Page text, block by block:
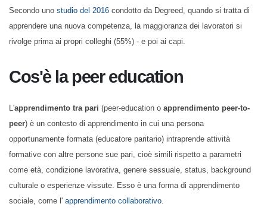
Secondo unostudio del 2016 condotto da Degreed, quando si tratta di
apprendere una nuova competenza, la maggioranza dei lavoratori si
rivolge prima ai propri colleghi (55%) - e poi ai capi.
Cos'è la peer education
L'apprendimento tra pari(peer-education oapprendimento peer-
to-peer) è un contesto di apprendimento in cui una persona
opportunamente formata (educatore paritario) intraprende attività
formative con altre persone sue pari, cioè simili rispetto a parametri
come età, condizione lavorativa, genere sessuale, status, background
culturale o esperienze vissute. Esso è una forma di apprendimento
sociale, come l' apprendimento collaborativo